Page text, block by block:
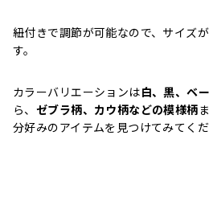
紐付きで調節が可能なので、サイズ
す。
カラーバリエーションは白、黒、ベ
ら、 ゼブラ柄、カウ柄などの模様柄
分好みのアイテムを見つけてみてくだ